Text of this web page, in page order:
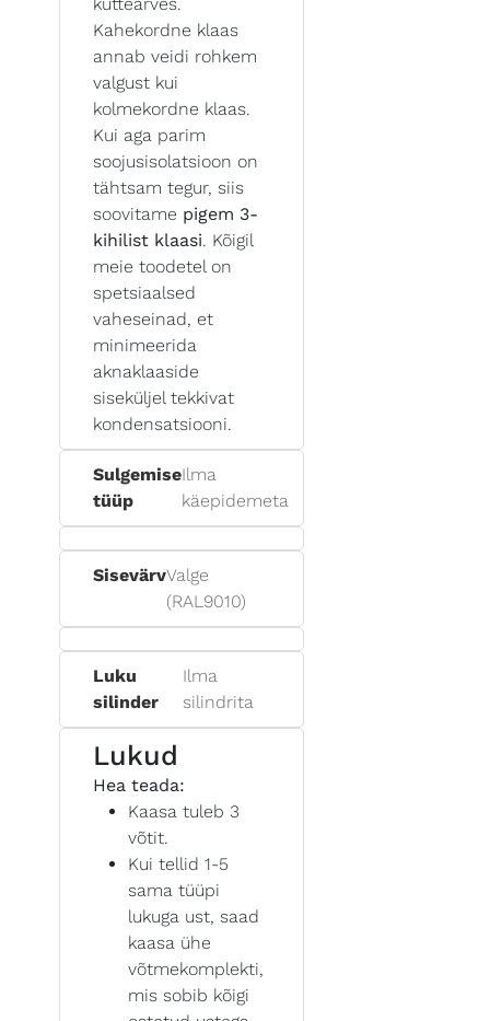
Kahekordne klaas
annab veidi rohkem
valgust kui
kolmekordne klaas.
Kui aga parim
soojusisolatsioon on
tähtsam tegur, siis
soovitame pigem 3-
kihilist klaasi. Kõigil
meie toodetel on
spetsiaalsed
vaheseinad, et
minimeerida
aknaklaaside
siseküljel tekkivat
kondensatsiooni.
Sulgemise
tüüp
Ilma
käepidemeta
SisevärvValge
(RAL9010)
Luku
silinder
Ilma
silindrita
Lukud
Hea teada:
Kaasa tuleb 3
võtit.
Kui tellid 1-5
sama tüüpi
lukuga ust, saad
kaasa ühe
võtmekomplekti,
mis sobib kõigi